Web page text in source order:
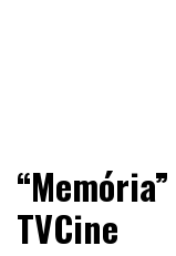
Central
TVCine